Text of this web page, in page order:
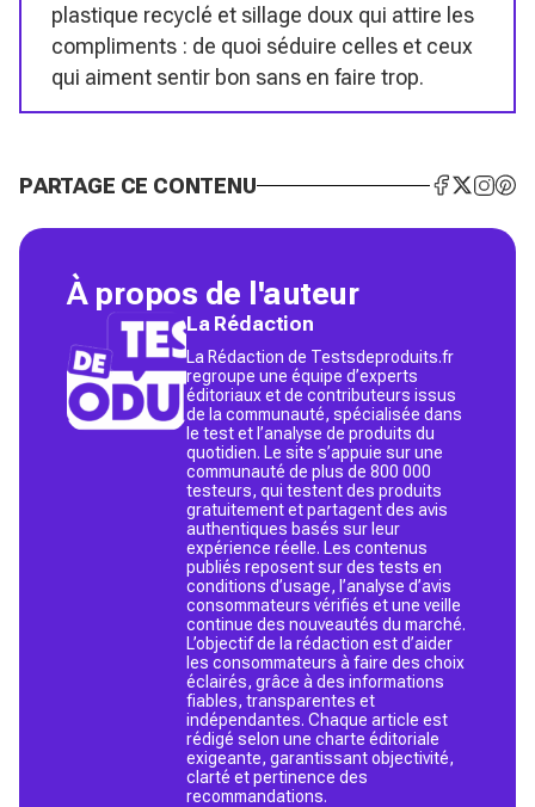
plastique recyclé et sillage doux qui attire les
compliments : de quoi séduire celles et ceux
qui aiment sentir bon sans en faire trop.
PARTAGE CE CONTENU
À propos de l'auteur
La Rédaction
La Rédaction de Testsdeproduits.fr
regroupe une équipe d’experts
éditoriaux et de contributeurs issus
de la communauté, spécialisée dans
le test et l’analyse de produits du
quotidien. Le site s’appuie sur une
communauté de plus de 800 000
testeurs, qui testent des produits
gratuitement et partagent des avis
authentiques basés sur leur
expérience réelle. Les contenus
publiés reposent sur des tests en
conditions d’usage, l’analyse d’avis
consommateurs vérifiés et une veille
continue des nouveautés du marché.
L’objectif de la rédaction est d’aider
les consommateurs à faire des choix
éclairés, grâce à des informations
fiables, transparentes et
indépendantes. Chaque article est
rédigé selon une charte éditoriale
exigeante, garantissant objectivité,
clarté et pertinence des
recommandations.